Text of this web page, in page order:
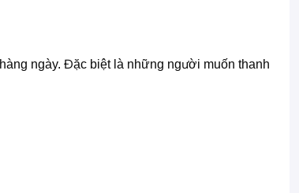
ngày. Đặc biệt là những người muốn thanh